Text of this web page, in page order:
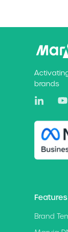
brands
Features
Brand